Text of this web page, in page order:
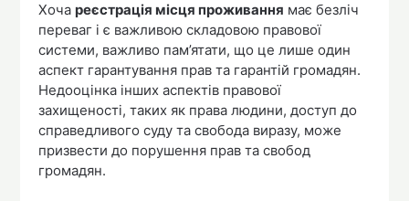
Хоча реєстрація місця проживання має безліч
переваг і є важливою складовою правової
системи, важливо пам’ятати, що це лише один
аспект гарантування прав та гарантій громадян.
Недооцінка інших аспектів правової
захищеності, таких як права людини, доступ до
справедливого суду та свобода виразу, може
призвести до порушення прав та свобод
громадян.